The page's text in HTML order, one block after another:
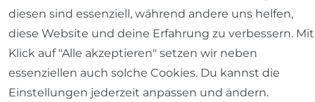
Impressum Daten­schutz­erklärung AGB
diesen sind essenziell, während andere uns helfen,
diese Website und deine Erfahrung zu verbessern. Mit
Klick auf "Alle akzeptieren" setzen wir neben
essenziellen auch solche Cookies. Du kannst die
Einstellungen jederzeit anpassen und ändern.